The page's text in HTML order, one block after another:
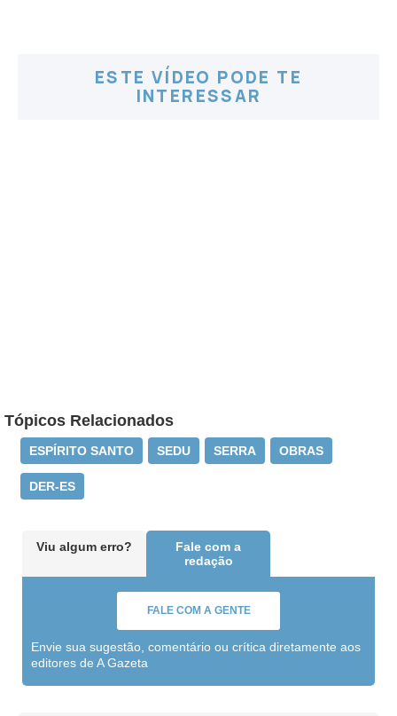
ESTE VÍDEO PODE TE
INTERESSAR
Tópicos Relacionados
ESPÍRITO SANTO SEDU SERRA OBRAS
DER-ES
Viu algum erro?
Fale com a
redação
FALE COM A GENTE
Envie sua sugestão, comentário ou crítica diretamente aos
editores de A Gazeta